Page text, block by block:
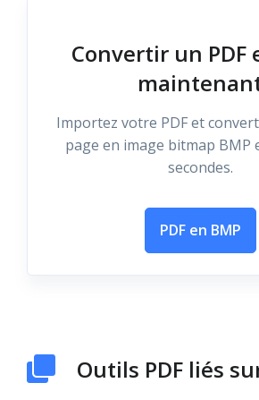
Convertir un PDF
Importez votre PDF et
page en image bitmap BMP
secondes.
PDF en BMP
Outils PDF liés